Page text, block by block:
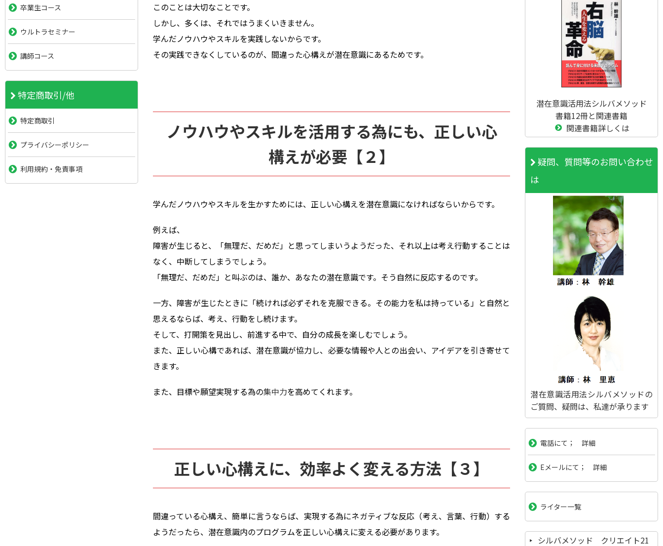
このことは大切なことです。
しかし、多くは、それではうまくいきません。
学んだノウハウやスキルを実践しないからです。
その実践できなくしているのが、間違った心構えが潜在意識にあるためです。
ノウハウやスキルを活用する為にも、正しい心
構えが必要【２】
学んだノウハウやスキルを生かすためには、正しい心構えを潜在意識になければならいからです。
例えば、
障害が生じると、「無理だ、だめだ」と思ってしまいうようだった、それ以上は考え行動することは
なく、中断してしまうでしょう。
「無理だ、だめだ」と叫ぶのは、誰か、あなたの潜在意識です。そう自然に反応するのです。
一方、障害が生じたときに「続ければ必ずそれを克服できる。その能力を私は持っている」と自然と
思えるならば、考え、行動をし続けます。
そして、打開策を見出し、前進する中で、自分の成長を楽しむでしょう。
また、正しい心構であれば、潜在意識が協力し、必要な情報や人との出会い、アイデアを引き寄せて
きます。
また、目標や願望実現する為の集中力を高めてくれます。
正しい心構えに、効率よく変える方法【３】
間違っている心構え、簡単に言うならば、実現する為にネガティブな反応（考え、言葉、行動）する
ようだったら、潜在意識内のプログラムを正しい心構えに変える必要があります。
卒業生コース
ウルトラセミナー
講師コース
特定商取引/他
特定商取引
プライバシーポリシー
利用規約・免責事項
潜在意識活用法シルバメソッド
書籍12冊と関連書籍
関連書籍詳しくは
疑問、質問等のお問い合わせ
は
潜在意識活用法シルバメソッドの
ご質問、疑問は、私達が承ります
電話にて； 詳細
Eメールにて； 詳細
ライター一覧
シルバメソッド クリエイト21